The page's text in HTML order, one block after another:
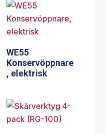
WE55
Konservöppnare
, elektrisk